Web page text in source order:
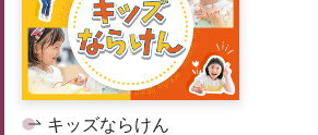
キッズならけん